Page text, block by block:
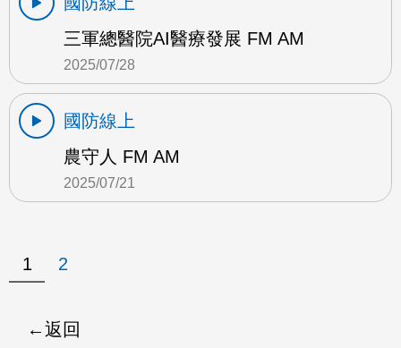
三軍總醫院AI醫療發展 FM AM
2025/07/28
國防線上
農守人 FM AM
2025/07/21
1 2
返回